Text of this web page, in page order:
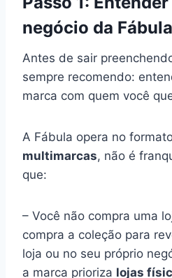
negócio da Fábula
Antes de sair
sempre recomendo:
marca com quem você
A Fábula opera no
multimarcas, não é
que:
– Você não compra uma
compra a coleção para
loja ou no seu próprio
a marca prioriza lojas